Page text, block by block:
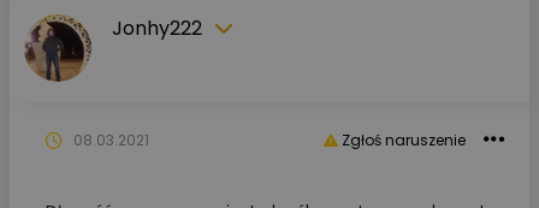
Jonhy222
Zgłoś naruszenie
08.03.2021